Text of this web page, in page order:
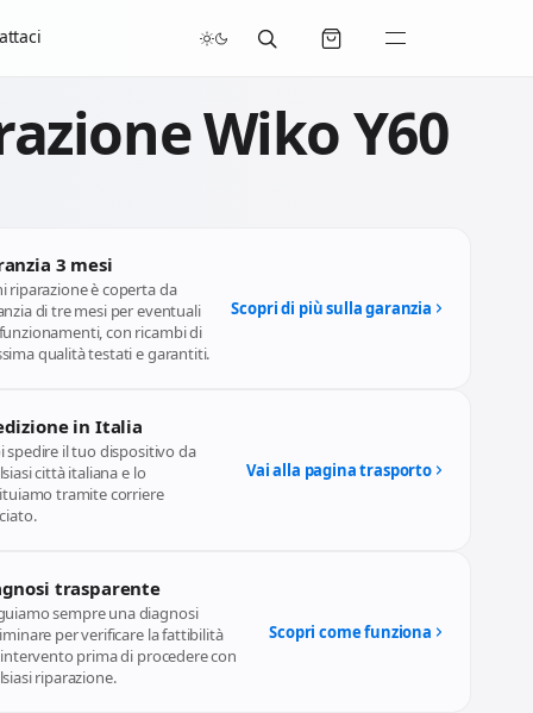
Wiko Y60
3 mesi
riparazione è coperta da
di tre mesi per eventuali
con ricambi di
qualità testati e garantiti.
Scopri di più sulla garanzia
in Italia
spedire il tuo dispositivo da
città italiana e lo
tramite corriere
Vai alla pagina trasporto
trasparente
sempre una diagnosi
per verificare la fattibilità
prima di procedere con
riparazione.
Scopri come funziona